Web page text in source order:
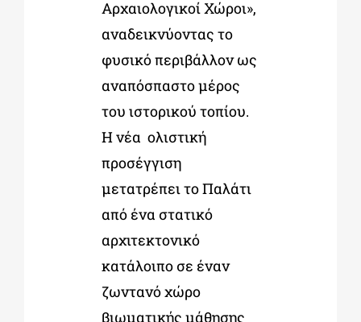
Αρχαιολογικοί Χώροι»,
αναδεικνύοντας το
φυσικό περιβάλλον ως
αναπόσπαστο μέρος
του ιστορικού τοπίου.
Η νέα ολιστική
προσέγγιση
μετατρέπει το Παλάτι
από ένα στατικό
αρχιτεκτονικό
κατάλοιπο σε έναν
ζωντανό χώρο
βιωματικής μάθησης